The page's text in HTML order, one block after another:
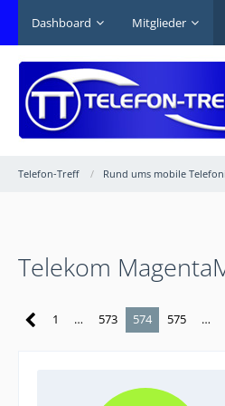
Dashboard Mitglieder
Telefon-Treff Rund ums mobile
Telekom
1 … 573 574 575 …